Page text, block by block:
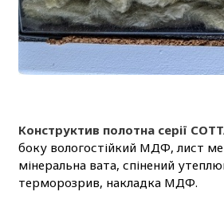
Конструктив полотна серії
боку вологостійкий МДФ, лист
мінеральна вата, спінений
терморозрив, накладка МДФ.